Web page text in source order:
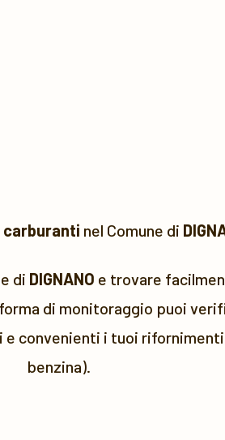
carburanti nel Comune di
di DIGNANO e trovare
di monitoraggio puoi
convenienti i tuoi
benzina).